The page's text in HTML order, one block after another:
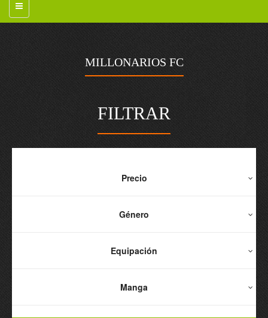
MILLONARIOS FC
FILTRAR
Precio
Género
Equipación
Manga